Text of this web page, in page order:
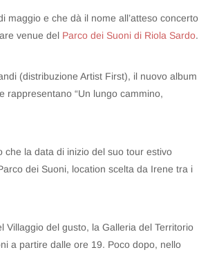
maggio e che dà il nome all’atteso concerto
venue del Parco dei Suoni di Riola Sardo.
(distribuzione Artist First), il nuovo album
rappresentano “Un lungo cammino,
che la data di inizio del suo tour estivo
dei Suoni, location scelta da Irene tra i
Villaggio del gusto, la Galleria del Territorio
a partire dalle ore 19. Poco dopo, nello